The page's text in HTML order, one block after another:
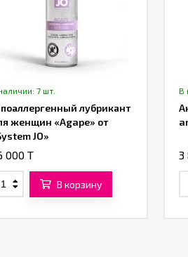
7 шт.
лубрикант
женщин «Agape» от
JO»
000 T
В корзину
В
3